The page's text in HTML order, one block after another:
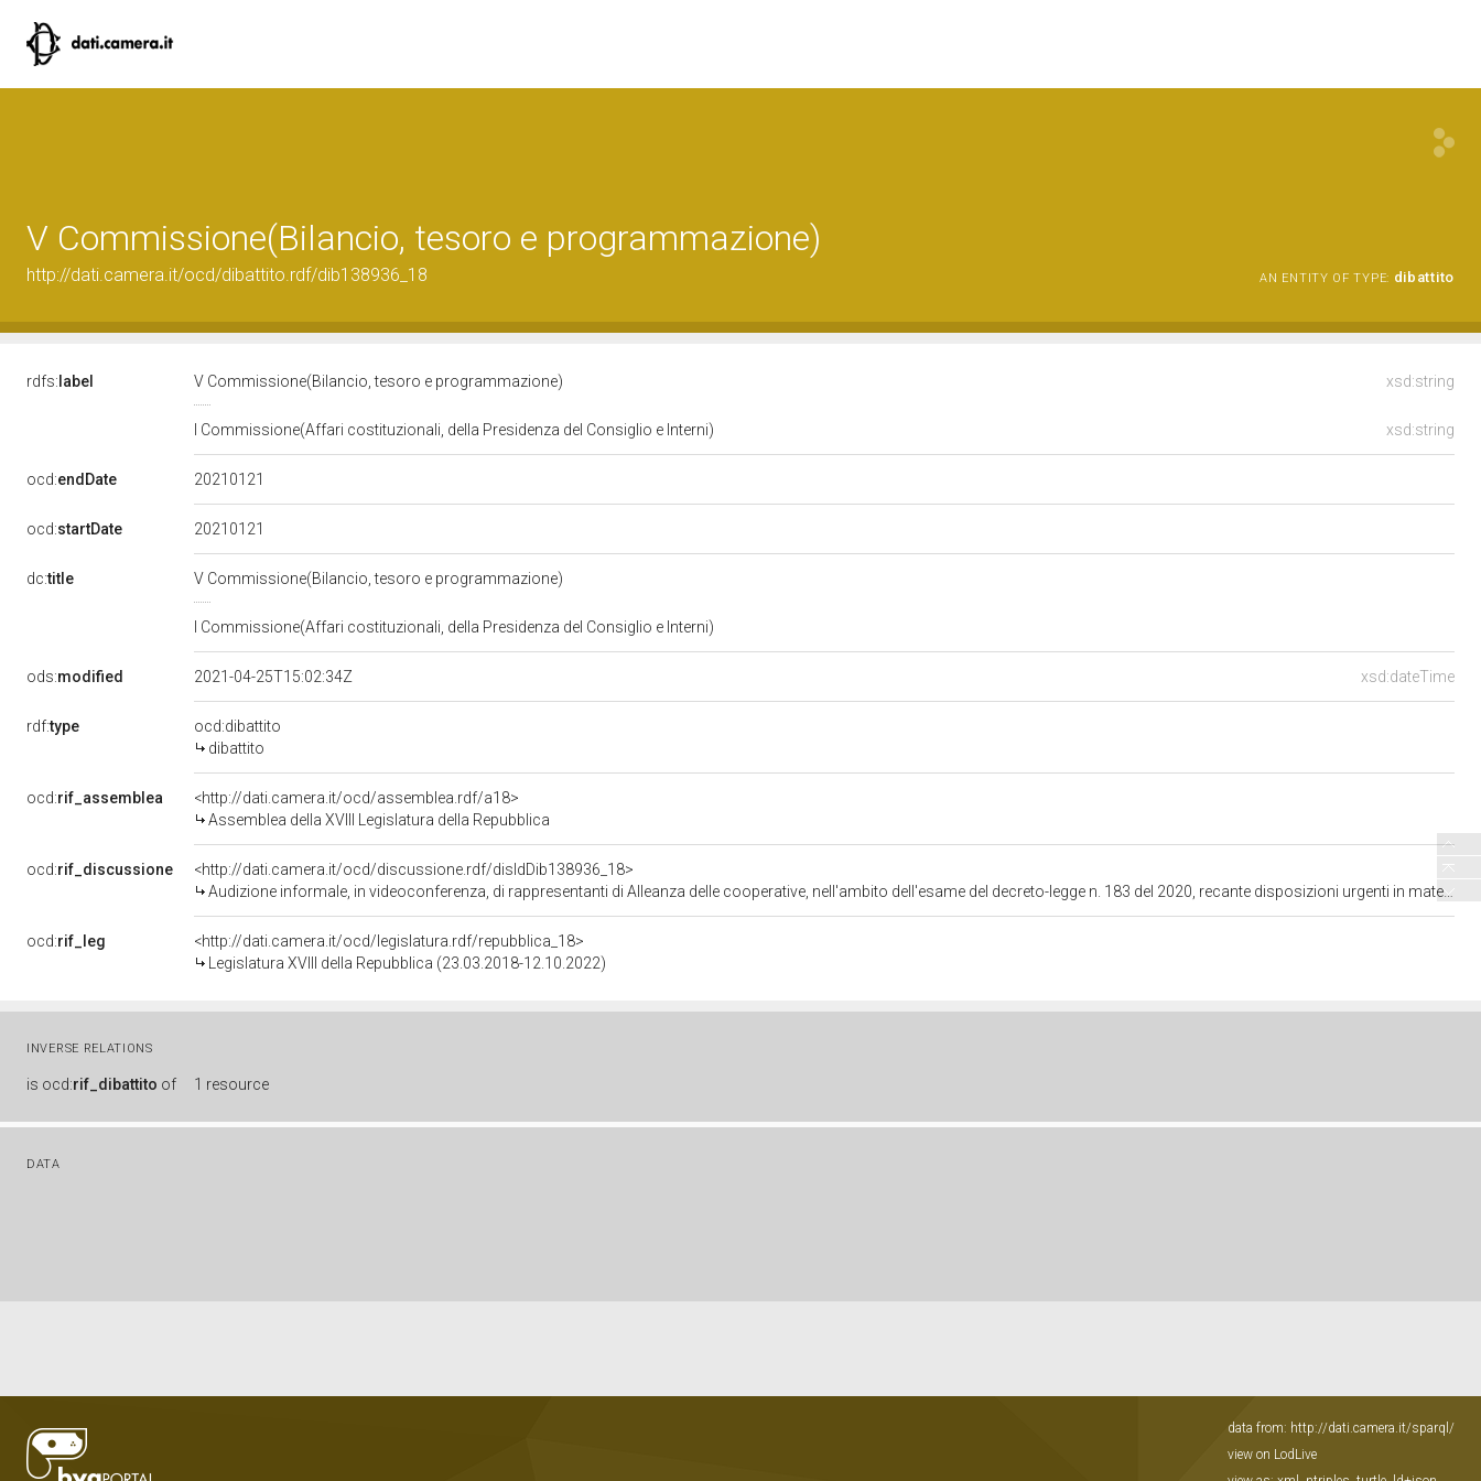
V Commissione(Bilancio, tesoro e programmazione)
http://dati.camera.it/ocd/dibattito.rdf/dib138936_18 AN ENTITY OF TYPE: dibattito
rdfs: label xsd:string
V Commissione(Bilancio, tesoro e programmazione)
xsd:string
I Commissione(Affari costituzionali, della Presidenza del Consiglio e Interni)
ocd:endDate 20210121
ocd:startDate 20210121
dc:title V Commissione(Bilancio, tesoro e programmazione)
I Commissione(Affari costituzionali, della Presidenza del Consiglio e Interni)
ods:modified xsd:dateTime
2021-04-25T15:02:34Z
rdf:type
ocd:dibattito
dibattito
ocd:rif_assemblea
<http://dati.camera.it/ocd/assemblea.rdf/a18>
Assemblea della XVIII Legislatura della Repubblica
ocd:rif_discussione
<http://dati.camera.it/ocd/discussione.rdf/disIdDib138936_18>
Audizione informale, in videoconferenza, di rappresentanti di Alleanza delle cooperative, nell'ambito dell'esame del decreto-legge n. 183 del 2020, recante disposizioni urgenti in materia di termini legislativi, di realizzazione di collegamenti digitali, di esecuzione della decisione (UE, EURATOM) 2020/2053 del Consiglio, del 14 dicembre 2020, nonché in materia di recesso del Regno Unito dall'Unione europea
ocd:rif_leg
<http://dati.camera.it/ocd/legislatura.rdf/repubblica_18>
Legislatura XVIII della Repubblica (23.03.2018-12.10.2022)
INVERSE RELATIONS
is ocd:rif_dibattito of 1 resource
DATA
data from: http://dati.camera.it/sparql/
view on LodLive